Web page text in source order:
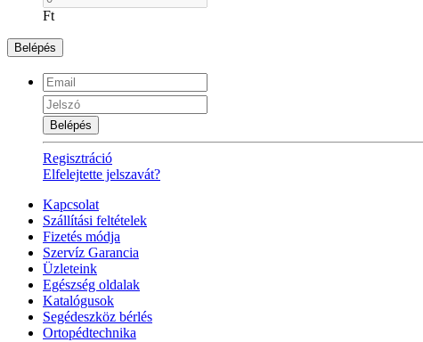
Ft
Belépés
Belépés
Regisztráció
Elfelejtette jelszavát?
Kapcsolat
Szállítási feltételek
Fizetés módja
Szervíz Garancia
Üzleteink
Egészség oldalak
Katalógusok
Segédeszköz bérlés
Ortopédtechnika